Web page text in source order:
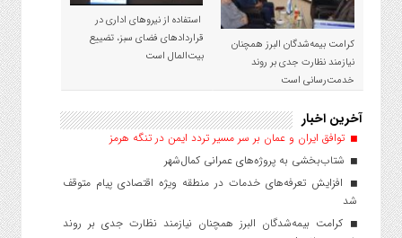
کرامت بیمه‌شدگان البرز همچنان
نیازمند نظارت جدی بر روند
خدمت‌رسانی است
استفاده از نیروهای اداری در
قراردادهای فضای سبز، تضییع
بیت‌المال است
آخرین اخبار
توافق ایران و عمان بر سر مسیر تردد ایمن در تنگه هرمز
شتاب‌بخشی به پروژه‌های عمرانی کمال‌شهر
افزایش تعرفه‌های خدمات در منطقه ویژه اقتصادی پیام متوقف
شد
کرامت بیمه‌شدگان البرز همچنان نیازمند نظارت جدی بر روند